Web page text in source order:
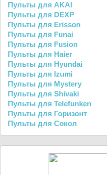
Пульты для AKAI
Пульты для DEXP
Пульты для Erisson
Пульты для Funai
Пульты для Fusion
Пульты для Haier
Пульты для Hyundai
Пульты для Izumi
Пульты для Mystery
Пульты для Shivaki
Пульты для Telefunken
Пульты для Горизонт
Пульты для Сокол